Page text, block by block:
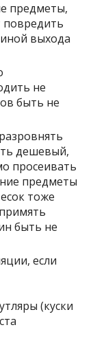
предметы,
повредить
выхода
не
быть не
дешевый,
просеивать
предметы
тоже
быть не
если
(куски